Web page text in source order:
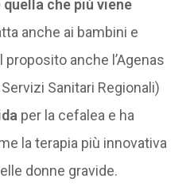
che più viene
anche ai bambini e
proposito anche l’Agenas
Sanitari Regionali)
per la cefalea e ha
la terapia più innovativa
donne gravide.